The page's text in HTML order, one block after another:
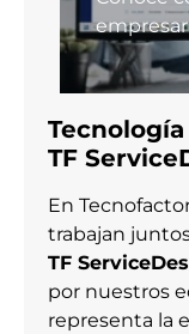
TF
En
trabajan
TF
por nuestros
representa la